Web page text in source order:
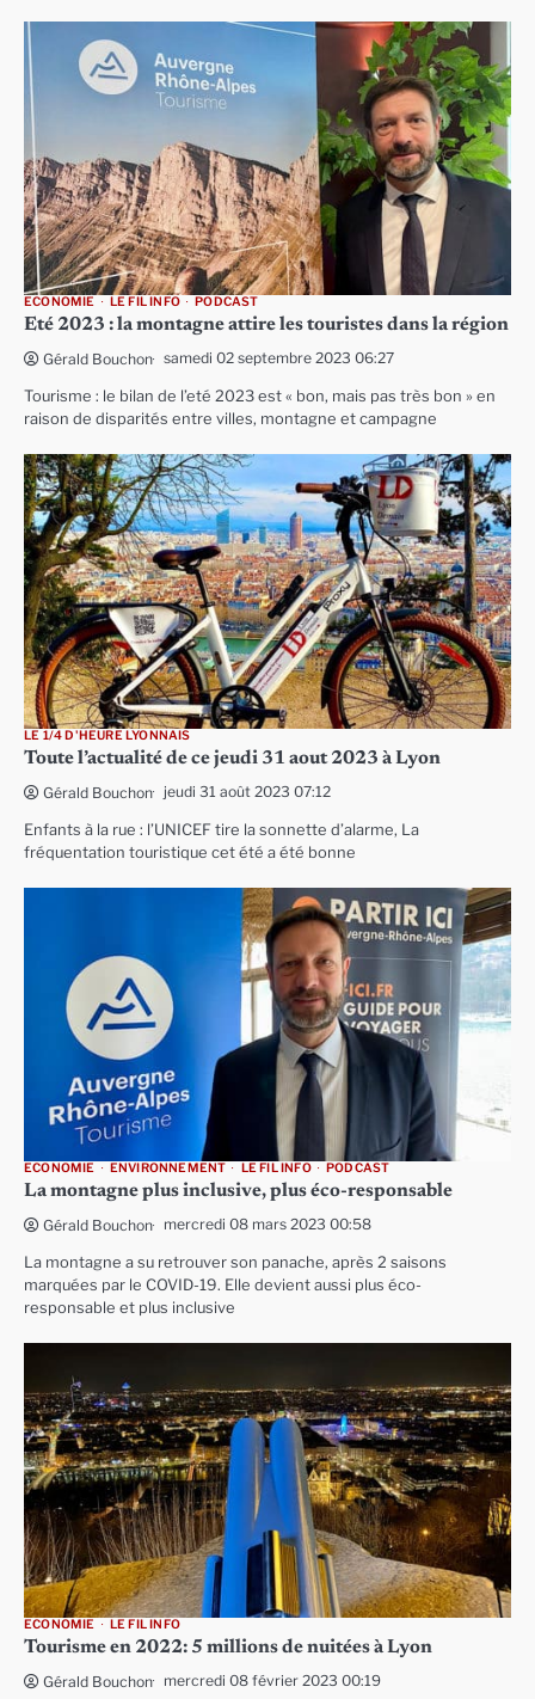
ECONOMIE LE FIL INFO PODCAST
Eté 2023 : la montagne attire les touristes dans la région
Gérald Bouchon samedi 02 septembre 2023 06:27
Tourisme : le bilan de l’eté 2023 est « bon, mais pas très bon » en
raison de disparités entre villes, montagne et campagne
LE 1/4 D'HEURE LYONNAIS
Toute l’actualité de ce jeudi 31 aout 2023 à Lyon
Gérald Bouchon jeudi 31 août 2023 07:12
Enfants à la rue : l’UNICEF tire la sonnette d’alarme, La
fréquentation touristique cet été a été bonne
ECONOMIE ENVIRONNEMENT LE FIL INFO PODCAST
La montagne plus inclusive, plus éco-responsable
Gérald Bouchon mercredi 08 mars 2023 00:58
La montagne a su retrouver son panache, après 2 saisons
marquées par le COVID-19. Elle devient aussi plus éco-
responsable et plus inclusive
ECONOMIE LE FIL INFO
Tourisme en 2022: 5 millions de nuitées à Lyon
Gérald Bouchon mercredi 08 février 2023 00:19